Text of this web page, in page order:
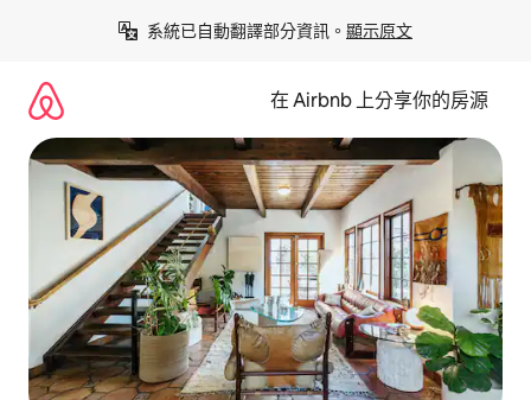
系統已自動翻譯部分資訊。 顯示原文
在 Airbnb 上分享你的房源